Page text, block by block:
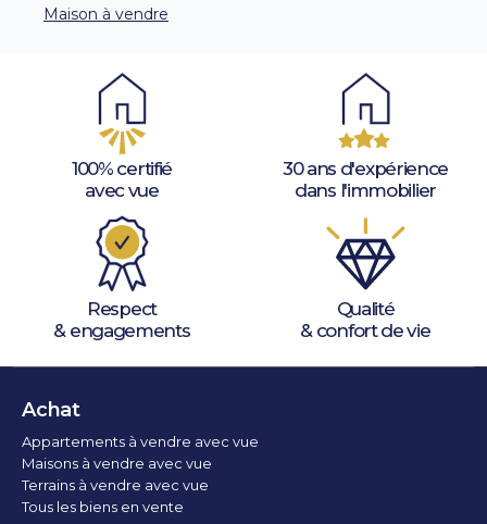
Maison à vendre
100% certifié
avec vue
30 ans d'expérience
dans l'immobilier
Respect
& engagements
Qualité
& confort de vie
Achat
Appartements à vendre avec vue
Maisons à vendre avec vue
Terrains à vendre avec vue
Tous les biens en vente